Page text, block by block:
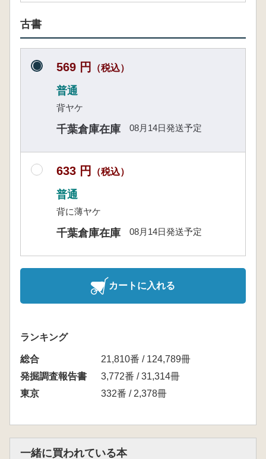
古書
569 円 （税込）
普通
背ヤケ
千葉倉庫在庫 08月14日発送予定
633 円 （税込）
普通
背に薄ヤケ
千葉倉庫在庫 08月14日発送予定
カートに入れる
ランキング
総合
21,810番 / 124,789冊
発掘調査報告書
3,772番 / 31,314冊
東京
332番 / 2,378冊
一緒に買われている本